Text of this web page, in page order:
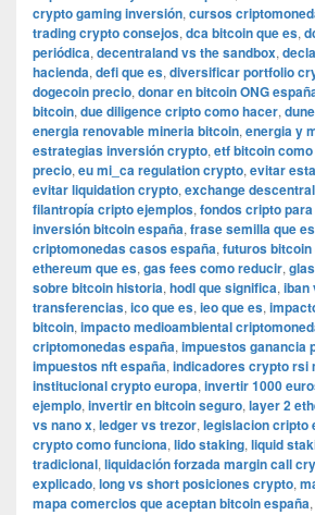
crypto gaming inversión, cursos
trading crypto consejos, dca bitcoin que es,
periódica, decentraland vs the sandbox,
hacienda, defi que es, diversificar portfolio
dogecoin precio, donar en bitcoin ONG
bitcoin, due diligence cripto como hacer,
energia renovable mineria bitcoin, energia y
estrategias inversión crypto, etf bitcoin
precio, eu mi_ca regulation crypto, evitar
evitar liquidation crypto, exchange
filantropía cripto ejemplos, fondos cripto
inversión bitcoin españa, frase semilla que es
criptomonedas casos españa, futuros bitcoin
ethereum que es, gas fees como reducir,
sobre bitcoin historia, hodl que significa, iban
transferencias, ico que es, ieo que es,
bitcoin, impacto medioambiental
criptomonedas españa, impuestos ganancia
impuestos nft españa, indicadores crypto rsi
institucional crypto europa, invertir 1000
ejemplo, invertir en bitcoin seguro, layer 2
vs nano x, ledger vs trezor, legislacion cripto
crypto como funciona, lido staking, liquid
tradicional, liquidación forzada margin call
explicado, long vs short posiciones crypto,
mapa comercios que aceptan bitcoin españa,